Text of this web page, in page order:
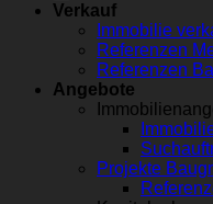
Verkauf
Immobilie
Referenzen
Referenzen
Angebote
Projekte